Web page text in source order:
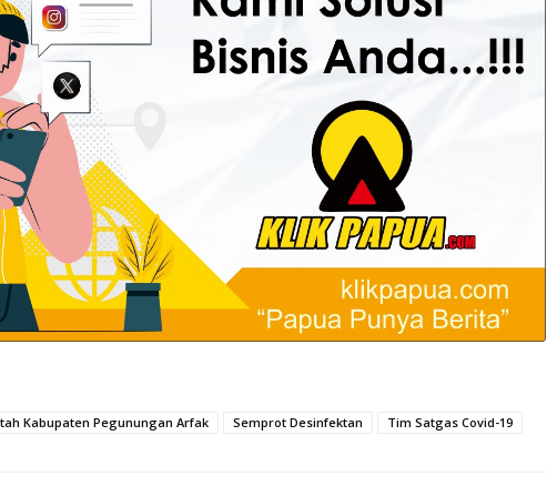
Kabupaten Pegunungan Arfak Semprot Desinfektan Tim Satgas Covid-19